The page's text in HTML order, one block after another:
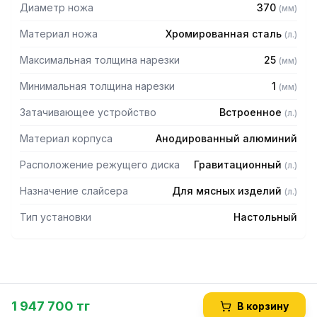
— Инструмент для снятия лезвия
Диаметр ножа 370 (мм)
Материал ножа Хромированная сталь (л.)
Максимальная толщина нарезки 25 (мм)
Минимальная толщина нарезки 1 (мм)
Затачивающее устройство Встроенное (л.)
Материал корпуса Анодированный алюминий
Расположение режущего диска Гравитационный (л.)
Назначение слайсера Для мясных изделий (л.)
Тип установки Настольный
1 947 700 тг В корзину